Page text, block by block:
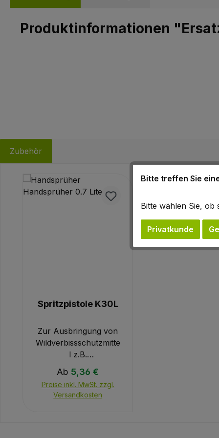
Produktinformationen
Zubehör
Produktgalerie überspringen
Spritzpistole K30L
Zur Ausbringung von
Wildverbissschutzmitte
l z.B.
Certosan.Sparsame
und genaue Dosierung
(1,2 ml ‡ 0,1 ml je
Hub). Mit Ø 0,6 mm
Regulärer Preis:
Ab 5,36 €
Preise inkl. MwSt. zzgl.
Versandkosten
Bitte treffen Sie
Bitte wählen Sie, ob
Privatkunde